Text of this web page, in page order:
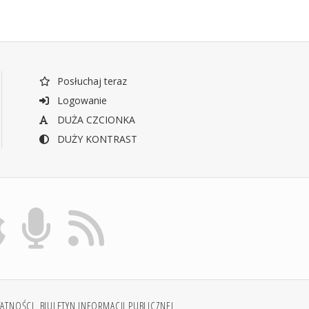
Posłuchaj teraz
Logowanie
DUŻA CZCIONKA
DUŻY KONTRAST
BIULETYN INFORMACJI PUBLICZNEJ